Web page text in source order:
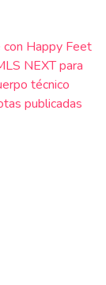
con Happy Feet
NEXT para
técnico
publicadas